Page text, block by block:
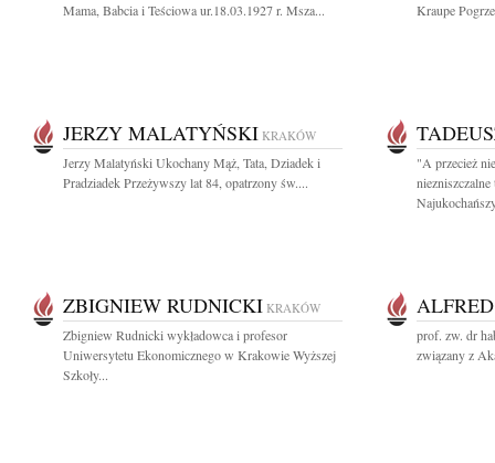
Mama, Babcia i Teściowa ur.18.03.1927 r. Msza...
Kraupe
JERZY MALATYŃSKI KRAKÓW
Jerzy Malatyński Ukochany Mąż, Tata, Dziadek i
Pradziadek Przeżywszy lat 84, opatrzony św....
"A przecież
ZBIGNIEW RUDNICKI KRAKÓW
Zbigniew Rudnicki wykładowca i profesor
Uniwersytetu Ekonomicznego w Krakowie Wyższej
Szkoły...
prof. zw. dr
związany z